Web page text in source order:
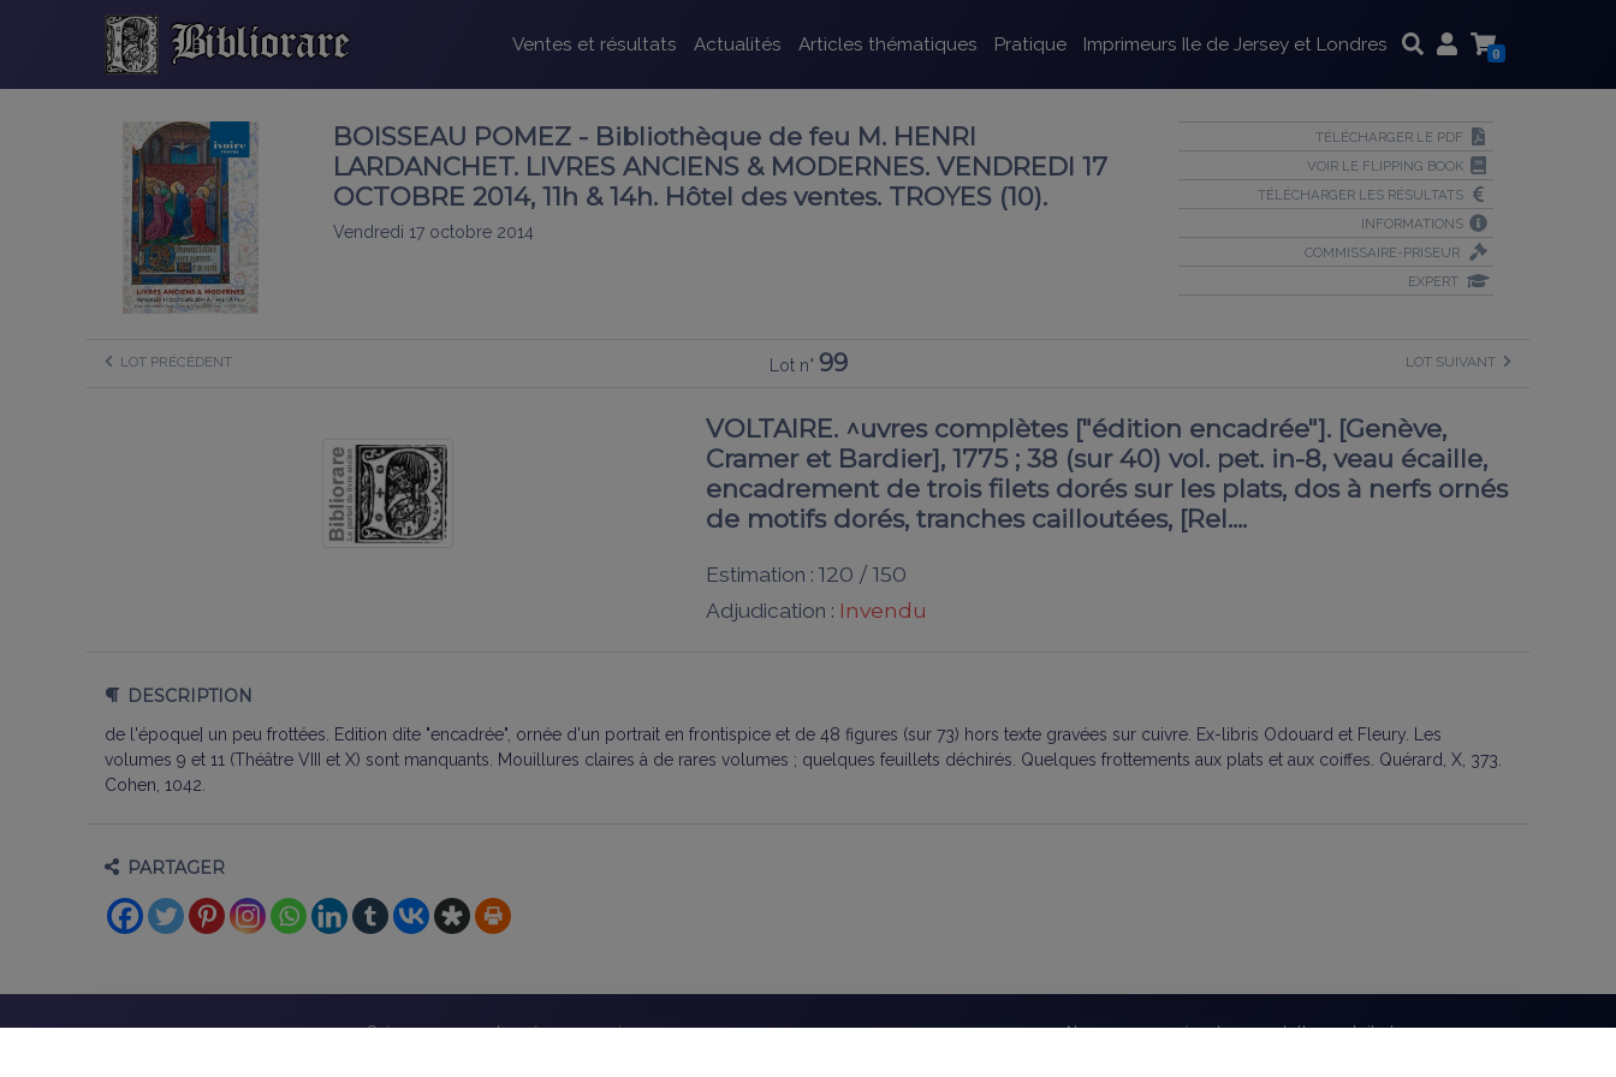
Ventes et résultats Actualités Articles thématiques Pratique Imprimeurs Ile de Jersey et Londres 0
BOISSEAU POMEZ - Bibliothèque de feu M. HENRI
LARDANCHET. LIVRES ANCIENS & MODERNES. VENDREDI 17
OCTOBRE 2014, 11h & 14h. Hôtel des ventes. TROYES (10).
Vendredi 17 octobre 2014
TÉLÉCHARGER LE PDF
VOIR LE FLIPPING BOOK
TÉLÉCHARGER LES RÉSULTATS
INFORMATIONS
COMMISSAIRE-PRISEUR
EXPERT
LOT PRÉCÉDENT Lot n° 99 LOT SUIVANT
VOLTAIRE. ^uvres complètes ["édition encadrée"]. [Genève,
Cramer et Bardier], 1775 ; 38 (sur 40) vol. pet. in-8, veau écaille,
encadrement de trois filets dorés sur les plats, dos à nerfs ornés
de motifs dorés, tranches cailloutées, [Rel....
Estimation : 120 / 150
Adjudication : Invendu
DESCRIPTION
de l'époque] un peu frottées. Edition dite "encadrée", ornée d'un portrait en frontispice et de 48 figures (sur 73) hors texte gravées sur cuivre. Ex-libris Odouard et Fleury. Les
volumes 9 et 11 (Théâtre VIII et X) sont manquants. Mouillures claires à de rares volumes ; quelques feuillets déchirés. Quelques frottements aux plats et aux coiffes. Quérard, X, 373.
Cohen, 1042.
PARTAGER
Suivez-nous sur les réseaux sociaux Abonnez-vous à notre newsletter gratuite !